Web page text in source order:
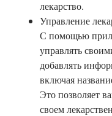
лекарство.
Управление
С помощью
управлять
добавлять
включая
Это позволяет
своем